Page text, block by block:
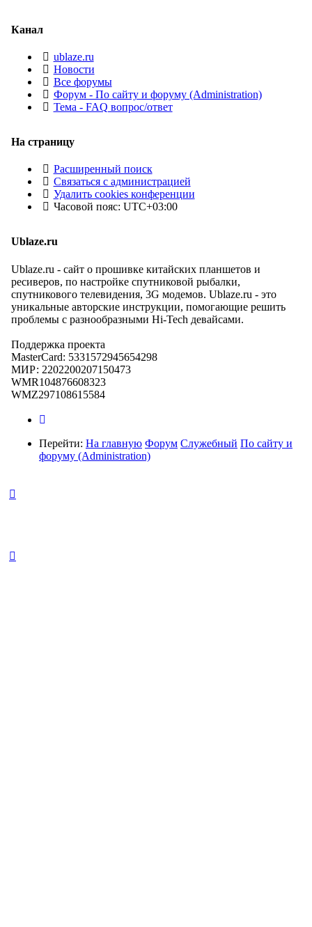
Канал
ublaze.ru
Новости
Все форумы
Форум - По сайту и форуму (Administration)
Тема - FAQ вопрос/ответ
На страницу
Расширенный поиск
Связаться с администрацией
Удалить cookies конференции
Часовой пояс: UTC+03:00
Ublaze.ru
Ublaze.ru - сайт о прошивке китайских планшетов и
ресиверов, по настройке спутниковой рыбалки,
спутникового телевидения, 3G модемов. Ublaze.ru - это
уникальные авторские инструкции, помогающие решить
проблемы с разнообразными Hi-Tech девайсами.
Поддержка проекта
MasterCard: 5331572945654298
МИР: 2202200207150473
WMR104876608323
WMZ297108615584
Перейти: На главную Форум Служебный По сайту и
форуму (Administration)